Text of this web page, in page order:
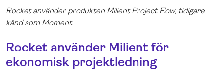
Rocket använder produkten Milient Project Flow, tidigare
känd som Moment.
Rocket använder Milient för
ekonomisk projektledning